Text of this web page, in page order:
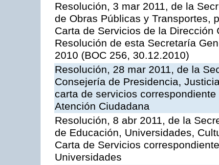
Resolución, 3 mar 2011, de la
de Obras Públicas y Transportes,
Carta de Servicios de la
Resolución de esta Secretaría
2010 (BOC 256, 30.12.2010)
Resolución, 28 mar 2011, de la
Consejería de Presidencia,
carta de servicios
Atención Ciudadana
Resolución, 8 abr 2011, de la
de Educación, Universidades,
Carta de Servicios
Universidades